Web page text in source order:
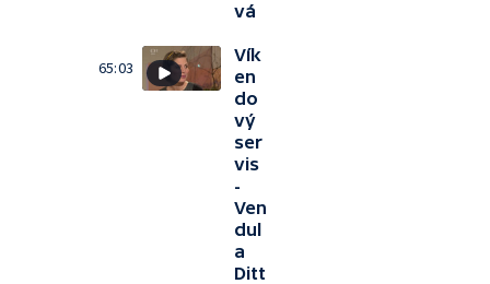
vá
65:03
Vík
en
do
vý
ser
vis
-
Ven
dul
a
Ditt